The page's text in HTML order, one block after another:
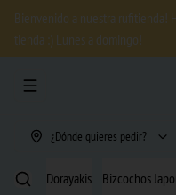
Bienvenido a nuestra rufitienda!
tienda :) Lunes a domingo!
Abrir menu de navegación
¿Dónde quieres pedir?
Dorayakis Bizcochos